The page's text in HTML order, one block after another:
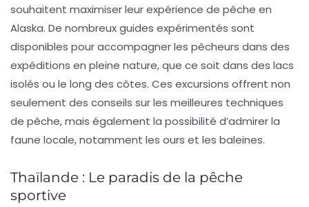
souhaitent maximiser leur expérience de pêche en
Alaska. De nombreux guides expérimentés sont
disponibles pour accompagner les pêcheurs dans des
expéditions en pleine nature, que ce soit dans des lacs
isolés ou le long des côtes. Ces excursions offrent non
seulement des conseils sur les meilleures techniques
de pêche, mais également la possibilité d’admirer la
faune locale, notamment les ours et les baleines.
Thaïlande : Le paradis de la pêche
sportive